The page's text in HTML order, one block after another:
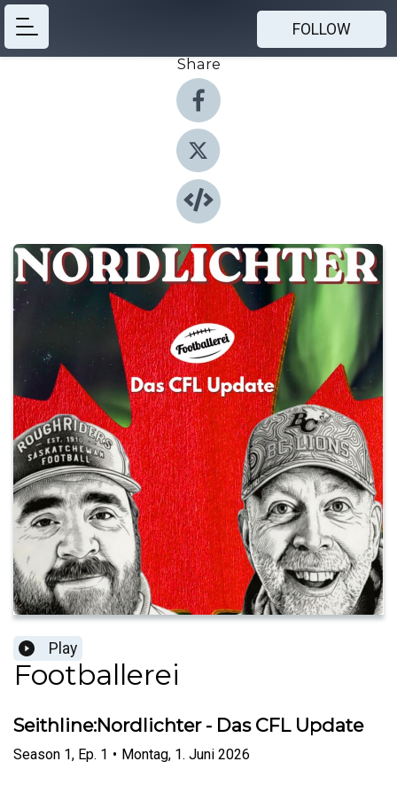
FOLLOW
Share
Play
Footballerei
Seithline:Nordlichter - Das CFL Update
Season 1, Ep. 1 • Montag, 1. Juni 2026